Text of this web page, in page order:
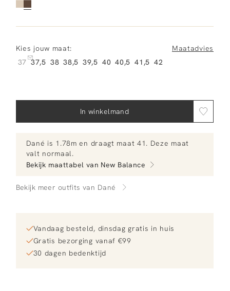
Kies jouw maat:
Maatadvies
37 37,5 38 38,5 39,5 40 40,5 41,5 42
In winkelmand
Dané is 1.78m en draagt maat 41. Deze maat
valt normaal.
Bekijk maattabel van New Balance
Bekijk meer outfits van Dané
Vandaag besteld, dinsdag gratis in huis
Gratis bezorging vanaf €99
30 dagen bedenktijd